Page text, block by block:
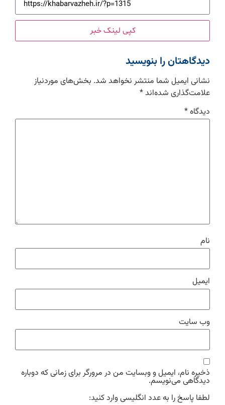
کپی لینک خبر
دیدگاهتان را بنویسید
نشانی ایمیل شما منتشر نخواهد شد. بخش‌های موردنیاز
علامت‌گذاری شده‌اند*
دیدگاه*
نام
ایمیل
وب‌ سایت
ذخیره نام، ایمیل و وبسایت من در مرورگر برای زمانی که دوباره
دیدگاهی می‌نویسم.
لطفا پاسخ را به عدد انگلیسی وارد کنید: